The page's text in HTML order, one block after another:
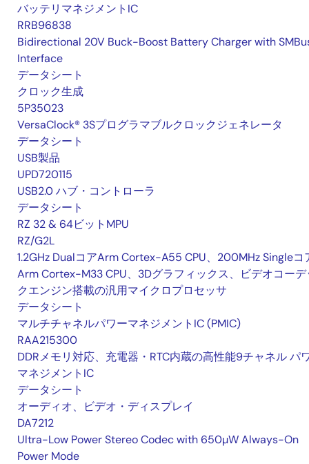
バッテリマネジメントIC
RRB96838
Bidirectional 20V Buck-Boost Battery Charger with
Interface
データシート
クロック生成
5P35023
VersaClock® 3Sプログラマブルクロックジェネレータ
データシート
USB製品
UPD720115
USB2.0 ハブ・コントローラ
データシート
RZ 32 & 64ビットMPU
RZ/G2L
1.2GHz DualコアArm Cortex-A55 CPU、200MHz Singleコ
Arm Cortex-M33 CPU、3Dグラフィックス、ビデオコーデ
クエンジン搭載の汎用マイクロプロセッサ
データシート
マルチチャネルパワーマネジメントIC (PMIC)
RAA215300
DDRメモリ対応、充電器・RTC内蔵の高性能9チャネル パ
マネジメントIC
データシート
オーディオ、ビデオ・ディスプレイ
DA7212
Ultra-Low Power Stereo Codec with 650µW Always-On
Power Mode